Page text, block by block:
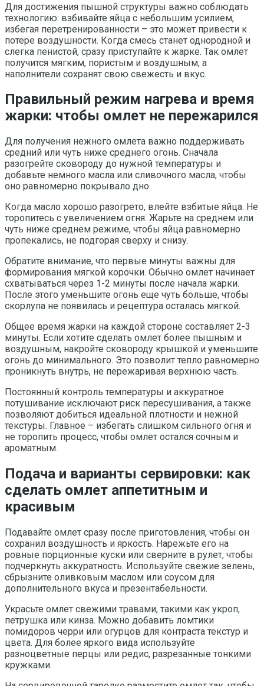
Для достижения пышной структуры важно соблюдать
технологию: взбивайте яйца с небольшим усилием,
избегая перетренированности – это может привести к
потере воздушности. Когда смесь станет однородной и
слегка пенистой, сразу приступайте к жарке. Так омлет
получится мягким, пористым и воздушным, а
наполнители сохранят свою свежесть и вкус.
Правильный режим нагрева и время
жарки: чтобы омлет не пережарился
Для получения нежного омлета важно поддерживать
средний или чуть ниже среднего огонь. Сначала
разогрейте сковороду до нужной температуры и
добавьте немного масла или сливочного масла, чтобы
оно равномерно покрывало дно.
Когда масло хорошо разогрето, влейте взбитые яйца. Не
торопитесь с увеличением огня. Жарьте на среднем или
чуть ниже среднем режиме, чтобы яйца равномерно
пропекались, не подгорая сверху и снизу.
Обратите внимание, что первые минуты важны для
формирования мягкой корочки. Обычно омлет начинает
схватываться через 1-2 минуты после начала жарки.
После этого уменьшите огонь еще чуть больше, чтобы
скорлупа не появилась и рецептура осталась мягкой.
Общее время жарки на каждой стороне составляет 2-3
минуты. Если хотите сделать омлет более пышным и
воздушным, накройте сковороду крышкой и уменьшите
огонь до минимального. Это позволит тепло равномерно
проникнуть внутрь, не пережаривая верхнюю часть.
Постоянный контроль температуры и аккуратное
потушивание исключают риск пересушивания, а также
позволяют добиться идеальной плотности и нежной
текстуры. Главное – избегать слишком сильного огня и
не торопить процесс, чтобы омлет остался сочным и
ароматным.
Подача и варианты сервировки: как
сделать омлет аппетитным и
красивым
Подавайте омлет сразу после приготовления, чтобы он
сохранил воздушность и яркость. Нарежьте его на
ровные порционные куски или сверните в рулет, чтобы
подчеркнуть аккуратность. Используйте свежие зелень,
сбрызните оливковым маслом или соусом для
дополнительного вкуса и презентабельности.
Украсьте омлет свежими травами, такими как укроп,
петрушка или кинза. Можно добавить ломтики
помидоров черри или огурцов для контраста текстур и
цвета. Для более яркого вида используйте
разноцветные перцы или редис, разрезанные тонкими
кружками.